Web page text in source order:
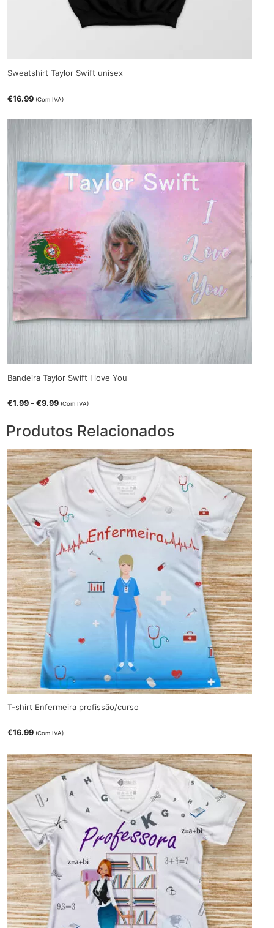
Sweatshirt Taylor Swift unisex
€16.99 (Com IVA)
Bandeira Taylor Swift I love You
€1.99 -€9.99 (Com IVA)
Produtos Relacionados
T-shirt Enfermeira profissão/curso
€16.99 (Com IVA)